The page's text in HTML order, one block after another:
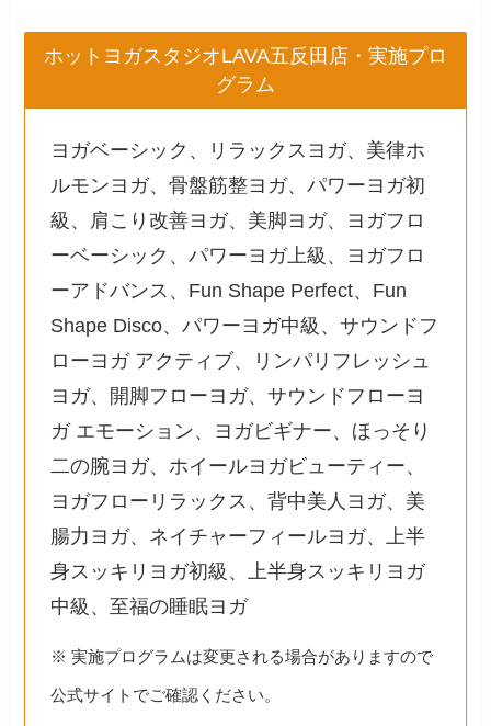
ホットヨガスタジオLAVA五反田店・実施プロ
グラム
ヨガベーシック、リラックスヨガ、美律ホ
ルモンヨガ、骨盤筋整ヨガ、パワーヨガ初
級、肩こり改善ヨガ、美脚ヨガ、ヨガフロ
ーベーシック、パワーヨガ上級、ヨガフロ
ーアドバンス、Fun Shape Perfect、Fun
Shape Disco、パワーヨガ中級、サウンドフ
ローヨガ アクティブ、リンパリフレッシュ
ヨガ、開脚フローヨガ、サウンドフローヨ
ガ エモーション、ヨガビギナー、ほっそり
二の腕ヨガ、ホイールヨガビューティー、
ヨガフローリラックス、背中美人ヨガ、美
腸力ヨガ、ネイチャーフィールヨガ、上半
身スッキリヨガ初級、上半身スッキリヨガ
中級、至福の睡眠ヨガ
※ 実施プログラムは変更される場合がありますので
公式サイトでご確認ください。